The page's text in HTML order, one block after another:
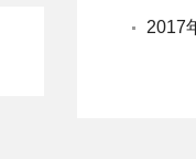
2017